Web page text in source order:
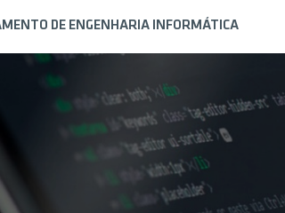
DE ENGENHARIA INFORMÁTICA